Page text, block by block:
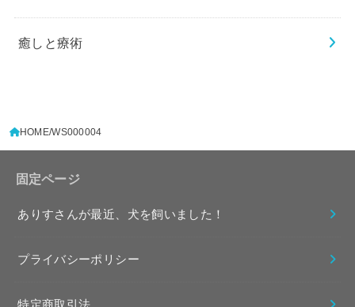
癒しと療術
HOME WS000004
固定ページ
ありすさんが最近、犬を飼いました！
プライバシーポリシー